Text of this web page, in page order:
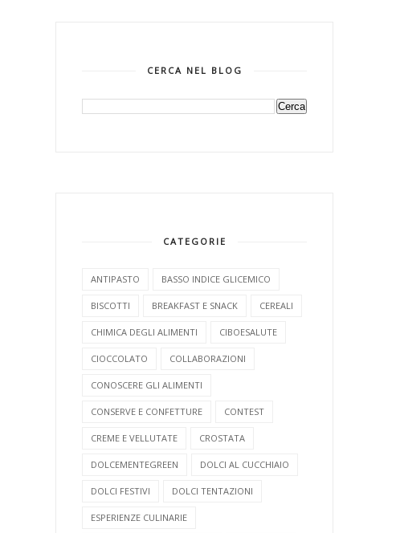
CERCA NEL BLOG
CATEGORIE
ANTIPASTO BASSO INDICE GLICEMICO
BISCOTTI BREAKFAST E SNACK CEREALI
CHIMICA DEGLI ALIMENTI CIBOESALUTE
CIOCCOLATO COLLABORAZIONI
CONOSCERE GLI ALIMENTI
CONSERVE E CONFETTURE CONTEST
CREME E VELLUTATE CROSTATA
DOLCEMENTEGREEN DOLCI AL CUCCHIAIO
DOLCI FESTIVI DOLCI TENTAZIONI
ESPERIENZE CULINARIE